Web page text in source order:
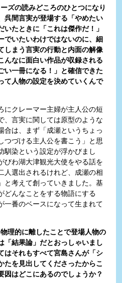
ズの読みどころのひとつになり
呉間言実が登場する「やめたい
たときに「これは傑作だ！」
でいたいわけではないのに、細
しまう言実の行動と内面の解像
んなに面白い作品が収録される
い一冊になる！」と確信できた
て人物の設定を決めていくんで
クレーマー主婦が主人公の短
、言実に関しては原型のような
合は、まず「成瀬というちょっ
つづける主人公を書こう」と思
馴染という設定が浮かびまし
びわ湖大津観光大使をやる話を
人選出されるけれど、成瀬の相
と考えて創っていきました。基
どんなことをする物語にする
一番のベースになって生まれて
理的に離したことで登場人物の
「結果論」だとおっしゃいまし
はそれもすべて宮島さんが「シ
たを見出してくださったからこ
因はどこにあるのでしょうか？